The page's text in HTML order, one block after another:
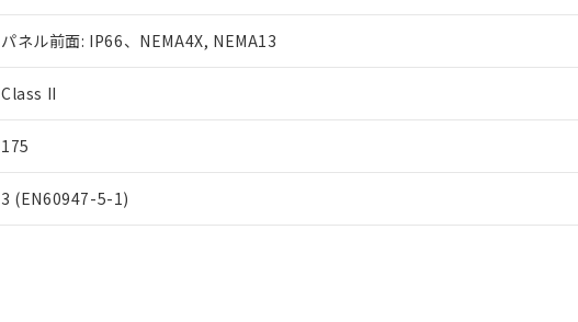
パネル前面: IP66、NEMA4X, NEMA13
Class II
175
3 (EN60947-5-1)